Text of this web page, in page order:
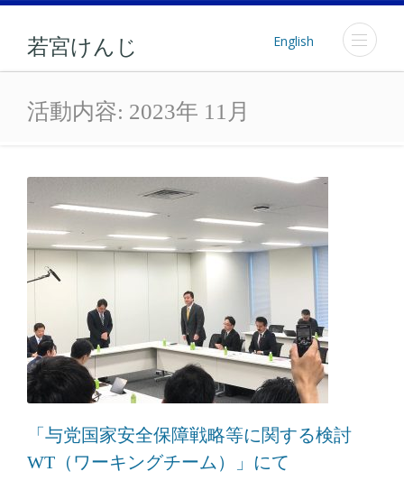
若宮けんじ English
月: 2023年11月
活動内容: 2023年 11月
「与党国家安全保障戦略等に関する検討
WT（ワーキングチーム）」にて